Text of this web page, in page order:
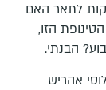
לתאר האם
הזו,
הבנתי.
אהריש